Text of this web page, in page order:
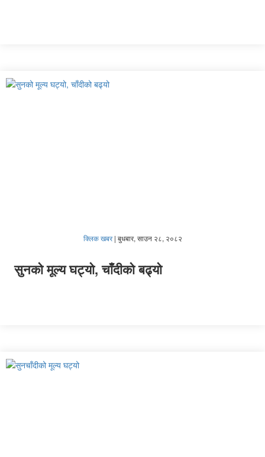
क्लिक खबर| बुधबार, साउन २८, २०८२
सुनको मूल्य घट्यो, चाँदीको बढ्यो